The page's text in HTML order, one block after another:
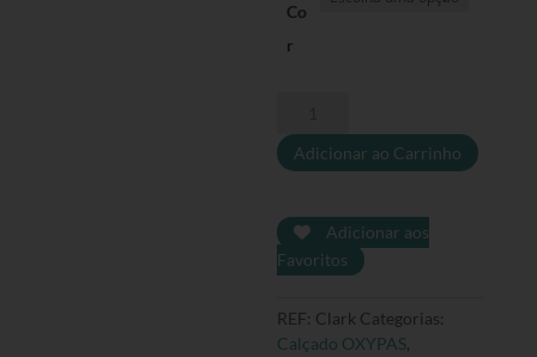
Co
r
Sapatilha
Adicionar ao Carrinho
Adicionar aos
Favoritos
REF: Clark Categorias:
Calçado OXYPAS,